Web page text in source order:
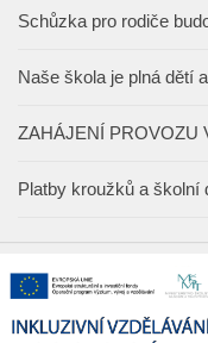
Schůzka pro rodiče
Naše škola je plná dětí
ZAHÁJENÍ PROVOZU
Platby kroužků a školní